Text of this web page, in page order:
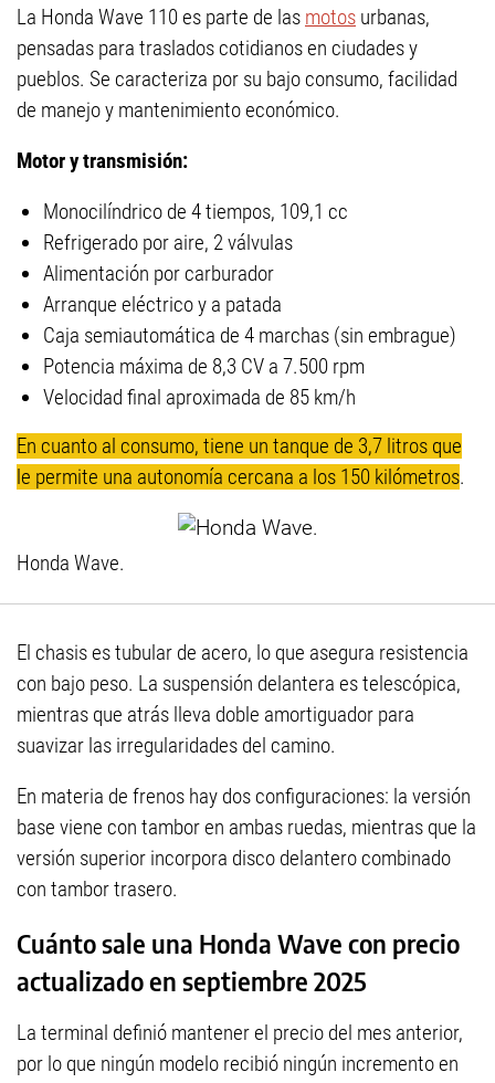
La Honda Wave 110 es parte de las motos urbanas,
pensadas para traslados cotidianos en ciudades y
pueblos. Se caracteriza por su bajo consumo, facilidad
de manejo y mantenimiento económico.
Motor y transmisión:
Monocilíndrico de 4 tiempos, 109,1 cc
Refrigerado por aire, 2 válvulas
Alimentación por carburador
Arranque eléctrico y a patada
Caja semiautomática de 4 marchas (sin embrague)
Potencia máxima de 8,3 CV a 7.500 rpm
Velocidad final aproximada de 85 km/h
En cuanto al consumo, tiene un tanque de 3,7 litros que
le permite una autonomía cercana a los 150 kilómetros.
Honda Wave.
El chasis es tubular de acero, lo que asegura resistencia
con bajo peso. La suspensión delantera es telescópica,
mientras que atrás lleva doble amortiguador para
suavizar las irregularidades del camino.
En materia de frenos hay dos configuraciones: la versión
base viene con tambor en ambas ruedas, mientras que la
versión superior incorpora disco delantero combinado
con tambor trasero.
Cuánto sale una Honda Wave con precio
actualizado en septiembre 2025
La terminal definió mantener el precio del mes anterior,
por lo que ningún modelo recibió ningún incremento en